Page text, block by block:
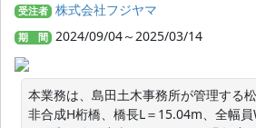
受注者 株式会社フジヤマ
期 間 2024/09/04～2025/03/14
本業務は、島田土木事務所が管理する
非合成H桁橋、橋長L＝15.04m、全幅